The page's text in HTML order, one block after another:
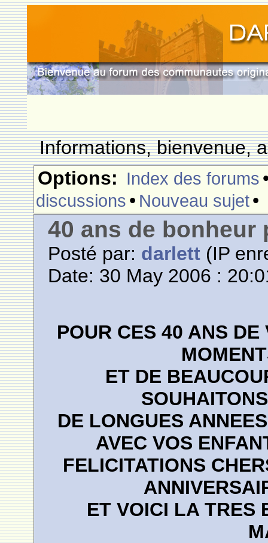
Informations, bienvenue,
Options: Index des forums
discussions • Nouveau sujet•
40 ans de bonheur
Posté par: darlett (IP
Date: 30 May 2006 :
POUR CES 40 ANS
ET DE
DE LONGUES
AVEC VOS
FELICITATIONS
ET VOICI LA TRES